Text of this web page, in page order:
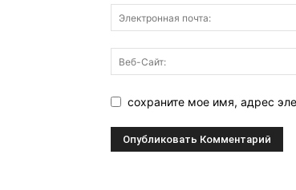
сохраните мое имя, адрес